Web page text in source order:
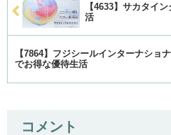
【4633】サカタイ
活
【7864】フジシールインターナショ
でお得な優待生活
コメント